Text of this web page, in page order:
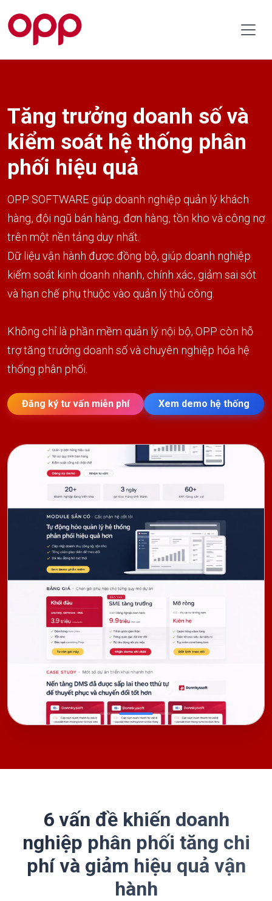
Tăng trưởng doanh số và
kiểm soát hệ thống phân
phối hiệu quả
OPP SOFTWARE giúp doanh nghiệp quản lý khách
hàng, đội ngũ bán hàng, đơn hàng, tồn kho và công nợ
trên một nền tảng duy nhất.
Dữ liệu vận hành được đồng bộ, giúp doanh nghiệp
kiểm soát kinh doanh nhanh, chính xác, giảm sai sót
và hạn chế phụ thuộc vào quản lý thủ công.
Không chỉ là phần mềm quản lý nội bộ, OPP còn hỗ
trợ tăng trưởng doanh số và chuyên nghiệp hóa hệ
thống phân phối.
Đăng ký tư vấn miễn phí Xem demo hệ thống
6 vấn đề khiến doanh
nghiệp phân phối tăng chi
phí và giảm hiệu quả vận
hành